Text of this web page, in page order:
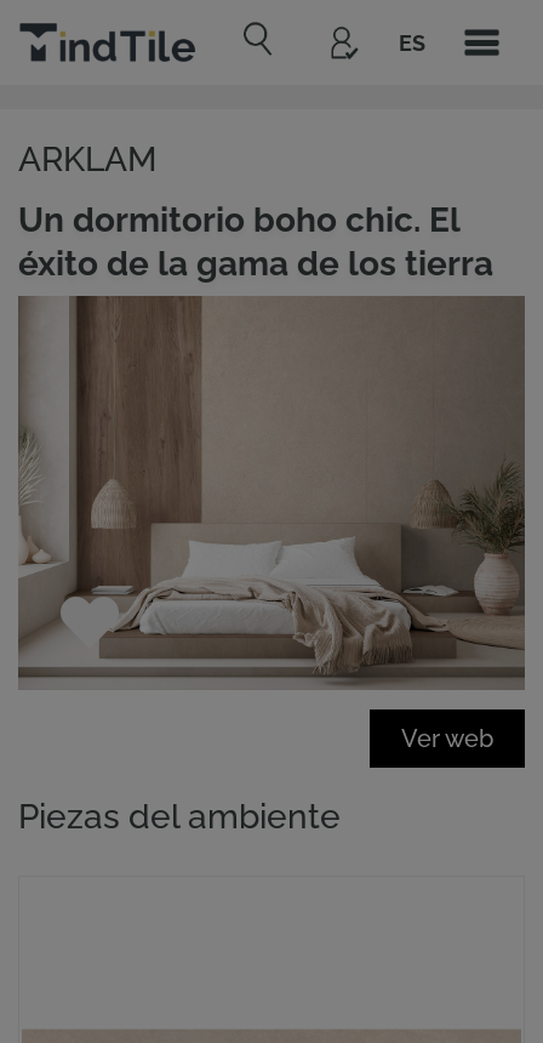
ES
ARKLAM
Un dormitorio boho chic. El
éxito de la gama de los tierra
Ver web
Piezas del ambiente